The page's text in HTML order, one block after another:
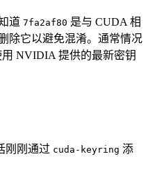
道 7fa2af80 是与 CUDA 相
除它以避免混淆。通常情况
NVIDIA 提供的最新密钥
刚刚通过 cuda-keyring 添